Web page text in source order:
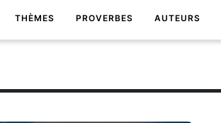
THÈMES PROVERBES AUTEURS